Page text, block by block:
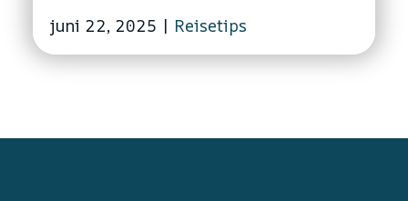
juni 22, 2025 | Reisetips